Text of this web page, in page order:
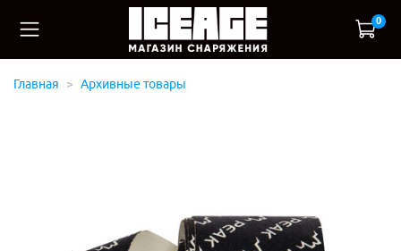
0
Главная Архивные товары